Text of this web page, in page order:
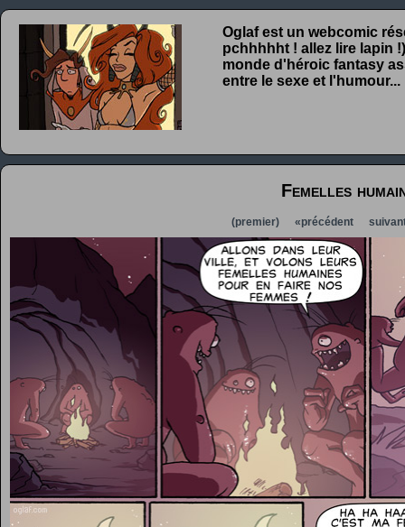
Oglaf est un webcomic
pchhhhht ! allez lire lapin
monde d'héroic fantasy
entre le sexe et l'humour...
Femelles
(premier) «précédent